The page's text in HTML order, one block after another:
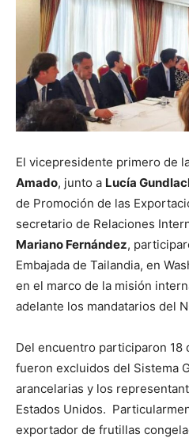
El vicepresidente primero de
Amado, junto a Lucía
de Promoción de las
secretario de Relaciones
Mariano Fernández,
Embajada de Tailandia, en
en el marco de la misión
adelante los mandatarios del
Del encuentro participaron 18
fueron excluidos del Sistema
arancelarias y los
Estados Unidos.
exportador de frutillas